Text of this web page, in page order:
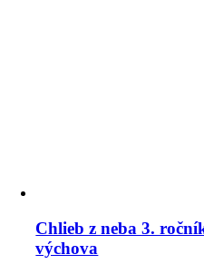
Chlieb z neba 3.
výchova